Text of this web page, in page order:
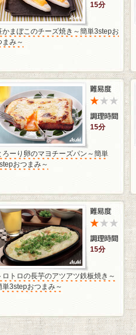
15分
かまぼこのチーズ焼き～簡単3stepお
まみ～
15分
ろーり卵のマヨチーズパン～簡単
おつまみ～
15分
ロトロの長芋のアツアツ鉄板焼き～
単3stepおつまみ～